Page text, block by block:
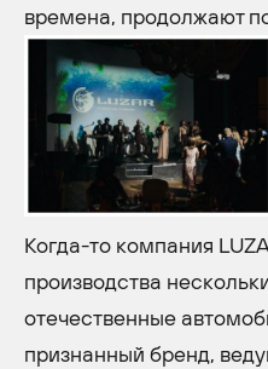
времена, продолжают
Когда-то компания
производства
отечественные
признанный бренд,